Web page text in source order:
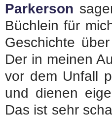
Parkerson
Büchlein für
Geschichte
Der in meinen
vor dem Unfall
und dienen
Das ist sehr